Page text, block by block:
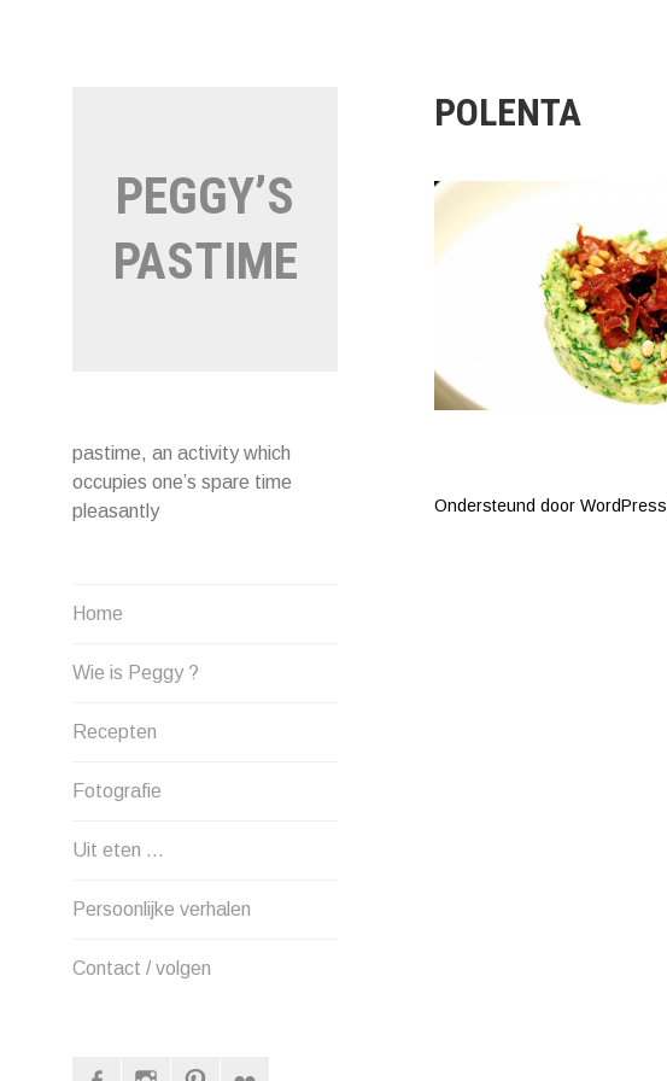
PEGGY’S
PASTIME
pastime, an activity which
occupies one’s spare time
pleasantly
Home
Wie is Peggy ?
Recepten
Fotografie
Uit eten …
Persoonlijke verhalen
Contact / volgen
FacebookInstagram
POLENTA
Ondersteund door WordPress